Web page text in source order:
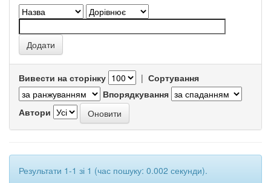
Вивести на сторінку | Сортування
Впорядкування
Автори
Результати 1-1 зі 1 (час пошуку: 0.002 секунди).